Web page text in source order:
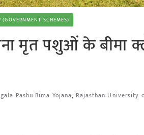
(GOVERNMENT SCHEMES)
मृत पशुओं के बीमा
Pashu Bima Yojana, Rajasthan University